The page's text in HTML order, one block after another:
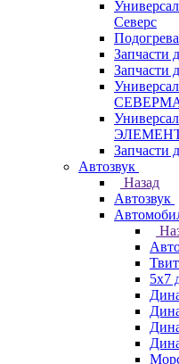
Северс
Запчасти
Автозвук
Назад
Автозвук
5x7